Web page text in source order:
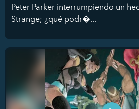
Peter Parker interrumpiendo un
Strange; ¿qué podr�...